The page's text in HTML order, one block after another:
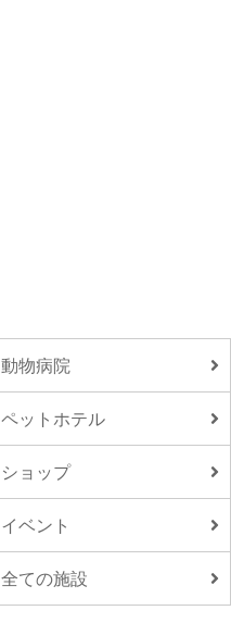
動物病院
ペットホテル
ショップ
イベント
全ての施設